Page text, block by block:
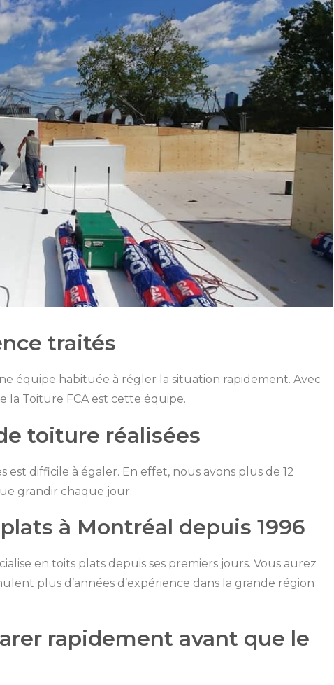
traités
équipe habituée à régler la situation rapidement. Avec
la Toiture FCA est cette équipe.
toiture réalisées
difficile à égaler. En effet, nous avons plus de 12
grandir chaque jour.
à Montréal depuis 1996
en toits plats depuis ses premiers jours. Vous aurez
plus d’années d’expérience dans la grande région
rapidement avant que le